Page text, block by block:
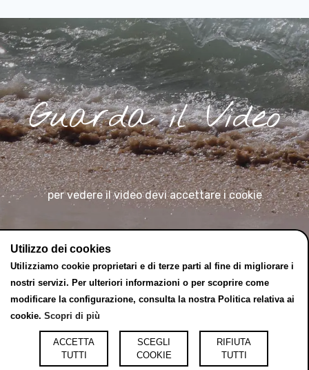
Guarda il Video
per vedere il video devi accettare i cookie
Via Stella, 5/M - Ravina
Utilizzo dei cookies
Utilizziamo cookie proprietari e di terze parti al fine di migliorare i
nostri servizi. Per ulteriori informazioni o per scoprire come
modificare la configurazione, consulta la nostra Politica relativa ai
cookie. Scopri di più
ACCETTA
TUTTI
SCEGLI
COOKIE
RIFIUTA
TUTTI